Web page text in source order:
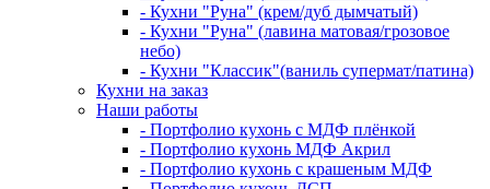
- Кухни "Руна" (крем/дуб дымчатый)
- Кухни "Руна" (лавина матовая/грозовое
небо)
- Кухни "Классик"(ваниль супермат/патина)
Кухни на заказ
Наши работы
- Портфолио кухонь с МДФ плёнкой
- Портфолио кухонь МДФ Акрил
- Портфолио кухонь с крашеным МДФ